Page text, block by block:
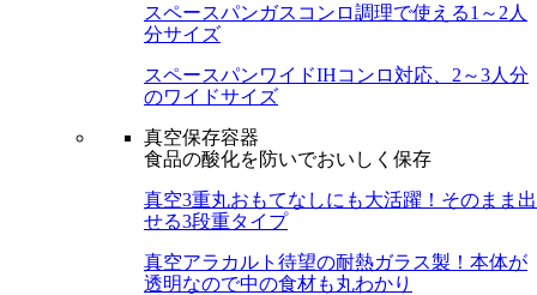
スペースパンガスコンロ調理で使える1～2人
分サイズ
スペースパンワイドIHコンロ対応、2～3人分
のワイドサイズ
真空保存容器
食品の酸化を防いでおいしく保存
真空3重丸おもてなしにも大活躍！そのまま出
せる3段重タイプ
真空アラカルト 待望の耐熱ガラス製！本体が
透明なので中の食材も丸わかり